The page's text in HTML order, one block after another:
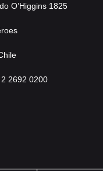
O’Higgins 1825
2692 0200